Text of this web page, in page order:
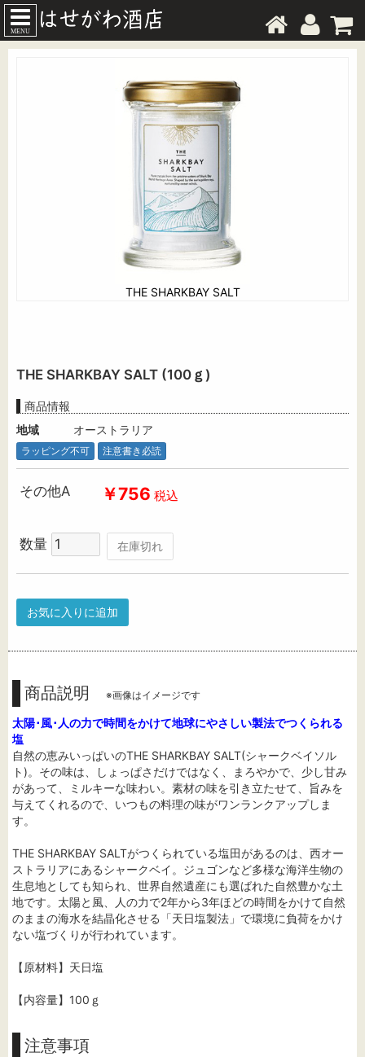
MENU
THE SHARKBAY SALT
THE SHARKBAY SALT (100ｇ)
商品情報
地域
オーストラリア
ラッピング不可 注意書き必読
その他A ￥756 税込
数量 在庫切れ
お気に入りに追加
商品説明 ※画像はイメージです
太陽･風･人の力で時間をかけて地球にやさしい製法でつくられる
塩
自然の恵みいっぱいのTHE SHARKBAY SALT(シャークベイソル
ト)。その味は、しょっぱさだけではなく、まろやかで、少し甘み
があって、ミルキーな味わい。素材の味を引き立たせて、旨みを
与えてくれるので、いつもの料理の味がワンランクアップしま
す。
THE SHARKBAY SALTがつくられている塩田があるのは、西オー
ストラリアにあるシャークベイ。ジュゴンなど多様な海洋生物の
生息地としても知られ、世界自然遺産にも選ばれた自然豊かな土
地です。太陽と風、人の力で2年から3年ほどの時間をかけて自然
のままの海水を結晶化させる「天日塩製法」で環境に負荷をかけ
ない塩づくりが行われています。
【原材料】天日塩
【内容量】100ｇ
注意事項